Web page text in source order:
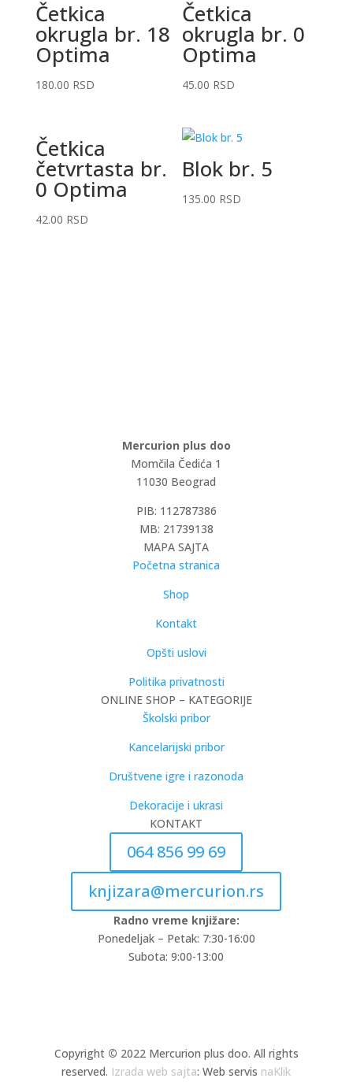
Četkica
okrugla br. 18
Optima
180.00 RSD
Četkica
okrugla br. 0
Optima
45.00 RSD
Četkica
četvrtasta br.
0 Optima
42.00 RSD
Blok br. 5
135.00 RSD
Mercurion plus doo
Momčila Čedića 1
11030 Beograd
PIB: 112787386
MB: 21739138
MAPA SAJTA
Početna stranica
Shop
Kontakt
Opšti uslovi
Politika privatnosti
ONLINE SHOP – KATEGORIJE
Školski pribor
Kancelarijski pribor
Društvene igre i razonoda
Dekoracije i ukrasi
KONTAKT
064 856 99 69
knjizara@mercurion.rs
Radno vreme knjižare:
Ponedeljak – Petak: 7:30-16:00
Subota: 9:00-13:00
Copyright © 2022 Mercurion plus doo. All rights
reserved. Izrada web sajta: Web servis naKlik